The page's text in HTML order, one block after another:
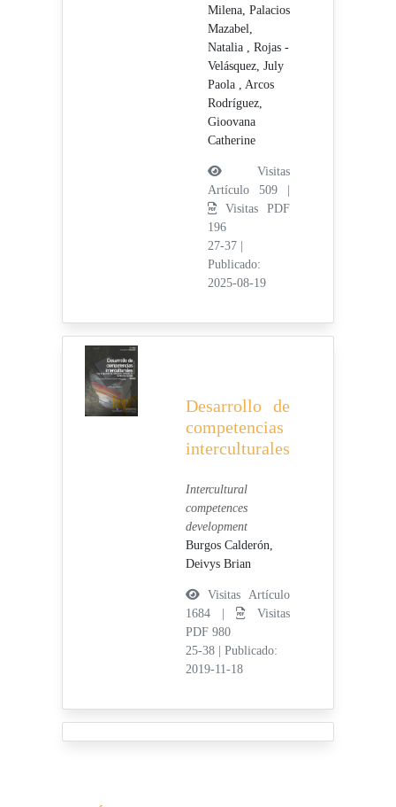
Milena, Palacios
Mazabel,
Natalia , Rojas -
Velásquez, July
Paola , Arcos
Rodríguez,
Gioovana
Catherine
Visitas
Artículo 509 |
Visitas PDF
196
27-37
Publicado:
2025-08-19
Desarrollo de
competencias
interculturales
Intercultural
competences
development
Burgos Calderón,
Deivys Brian
Visitas Artículo
1684 |
Visitas
PDF 980
25-38
Publicado:
2019-11-18